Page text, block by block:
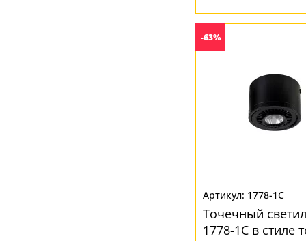
-63%
1778-1C
Точечный
1778-1C в стиле